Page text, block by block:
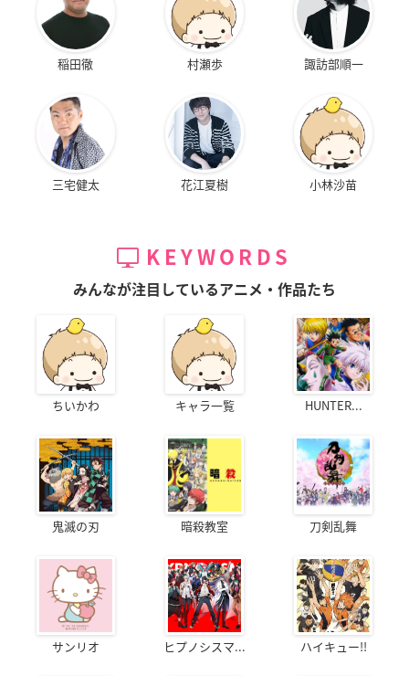
稲田徹 村瀬歩 諏訪部順一
三宅健太 花江夏樹 小林沙苗
KEYWORDS
みんなが注目しているアニメ・作品たち
ちいかわ キャラ一覧 HUNTER...
鬼滅の刃 暗殺教室 刀剣乱舞
サンリオ ヒプノシスマ... ハイキュー!!